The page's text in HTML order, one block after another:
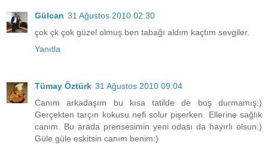
Gülcan 31 Ağustos 2010 02:30
çok çk çok güzel olmuş.ben tabağı aldım kaçtım sevgiler.
Yanıtla
Tümay Öztürk 31 Ağustos 2010 09:04
Canım arkadaşım bu kısa tatilde de boş durmamış:)
Gerçekten tarçın kokusu nefi solur pişerken. Ellerine sağlık
canım. Bu arada prensesimin yeni odası da hayırlı olsun:)
Güle güle eskitsin canım benim:)